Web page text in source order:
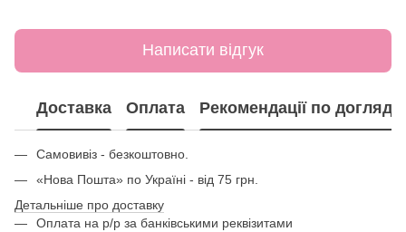
Написати відгук
Доставка Оплата Рекомендації по догляду
Самовивіз - безкоштовно.
«Нова Пошта» по Україні - від 75 грн.
Детальніше про доставку
Оплата на р/р за банківськими реквізитами